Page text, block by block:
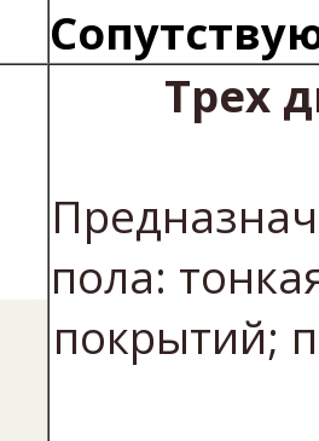
Трех
пола:
покрытий;